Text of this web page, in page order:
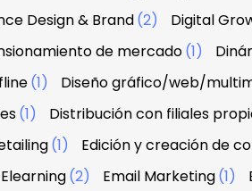
Design & Brand(2) Digital
de mercado(1)
(1) Diseño gráfico/web/
(1) Distribución con filiales
(1) Edición y creación de
Elearning(2) Email Marketing(1)